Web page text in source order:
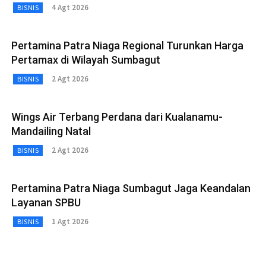
BISNIS 4 Agt 2026
Pertamina Patra Niaga Regional Turunkan Harga
Pertamax di Wilayah Sumbagut
BISNIS 2 Agt 2026
Wings Air Terbang Perdana dari Kualanamu-
Mandailing Natal
BISNIS 2 Agt 2026
Pertamina Patra Niaga Sumbagut Jaga Keandalan
Layanan SPBU
BISNIS 1 Agt 2026